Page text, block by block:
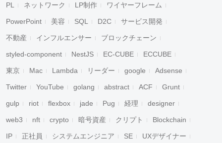
PL ネットワーク LP制作 ワイヤーフレーム
PowerPoint 美容 SQL D2C サービス開発
不動産 インフルエンサー ブロックチェーン
styled-component NestJS EC-CUBE ECCUBE
東京 Mac Lambda リーダー google Adsense
Twitter YouTube golang abstract ACF Grunt
gulp riot flexbox jade Pug 経理 designer
web3 nft crypto 暗号資産 クリプト Blockchain
IP 正社員 システムエンジニア SE UXデザイナー